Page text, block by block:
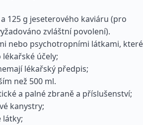
125 g jeseterového kaviáru (pro
zvláštní povolení).
nebo psychotropními látkami, které
účely;
lékařský předpis;
než 500 ml.
a palné zbraně a příslušenství;
kanystry;
látky;